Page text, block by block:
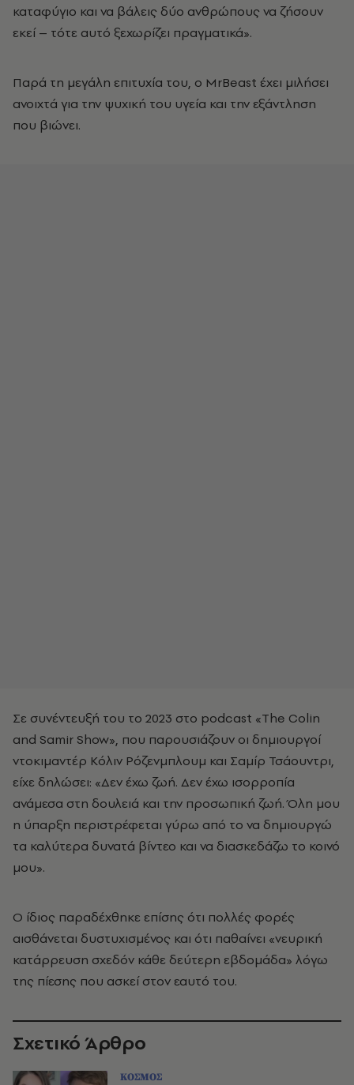
καταφύγιο και να βάλεις δύο ανθρώπους να ζήσουν
εκεί – τότε αυτό ξεχωρίζει πραγματικά».
Παρά τη μεγάλη επιτυχία του, ο MrBeast έχει μιλήσει
ανοιχτά για την ψυχική του υγεία και την εξάντληση
που βιώνει.
Σε συνέντευξή του το 2023 στο podcast «The Colin
and Samir Show», που παρουσιάζουν οι δημιουργοί
ντοκιμαντέρ Κόλιν Ρόζενμπλουμ και Σαμίρ Τσάουντρι,
είχε δηλώσει: «Δεν έχω ζωή. Δεν έχω ισορροπία
ανάμεσα στη δουλειά και την προσωπική ζωή. Όλη μου
η ύπαρξη περιστρέφεται γύρω από το να δημιουργώ
τα καλύτερα δυνατά βίντεο και να διασκεδάζω το κοινό
μου».
Ο ίδιος παραδέχθηκε επίσης ότι πολλές φορές
αισθάνεται δυστυχισμένος και ότι παθαίνει «νευρική
κατάρρευση σχεδόν κάθε δεύτερη εβδομάδα» λόγω
της πίεσης που ασκεί στον εαυτό του.
Σχετικό Άρθρο
ΚΟΣΜΟΣ